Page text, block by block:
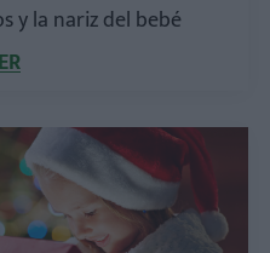
y la nariz del bebé